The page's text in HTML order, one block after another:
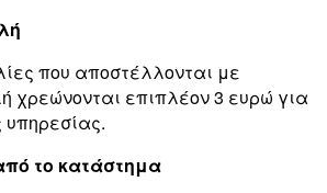
που αποστέλλονται με
χρεώνονται επιπλέον 3 ευρώ για
υπηρεσίας.
το κατάστημα